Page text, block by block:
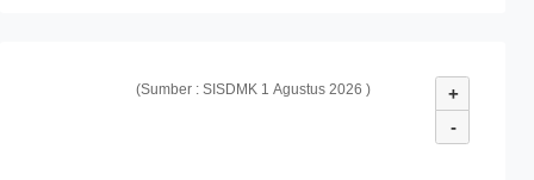
(Sumber : SISDMK 1 Agustus 2026 )
+
-